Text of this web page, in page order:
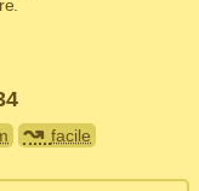
↝ facile